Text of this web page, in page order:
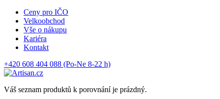
Ceny pro IČO
Velkoobchod
Vše o nákupu
Kariéra
Kontakt
+420 608 404 088 (Po-Ne 8-22 h)
Váš seznam produktů k porovnání je prázdný.